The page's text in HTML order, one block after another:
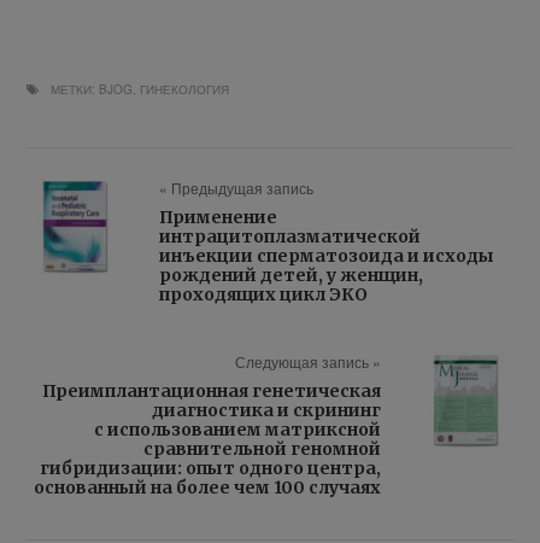
МЕТКИ: BJOG, ГИНЕКОЛОГИЯ
« Предыдущая запись
Применение
интрацитоплазматической
инъекции сперматозоида и исходы
рождений детей, у женщин,
проходящих цикл ЭКО
Следующая запись »
Преимплантационная генетическая
диагностика и скрининг
с использованием матриксной
сравнительной геномной
гибридизации: опыт одного центра,
основанный на более чем 100 случаях